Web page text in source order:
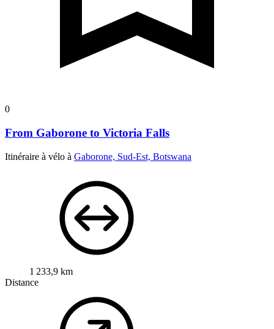
0
From Gaborone to Victoria Falls
Itinéraire à vélo à Gaborone, Sud-Est, Botswana
1 233,9 km
Distance